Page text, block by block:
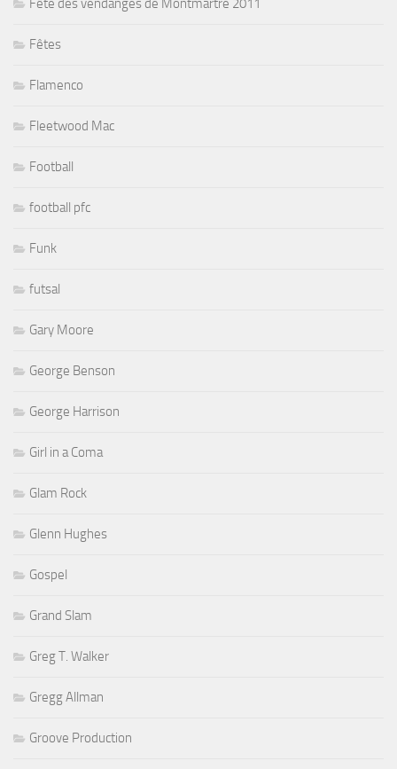
Fête des vendanges de Montmartre 2011
Fêtes
Flamenco
Fleetwood Mac
Football
football pfc
Funk
futsal
Gary Moore
George Benson
George Harrison
Girl in a Coma
Glam Rock
Glenn Hughes
Gospel
Grand Slam
Greg T. Walker
Gregg Allman
Groove Production